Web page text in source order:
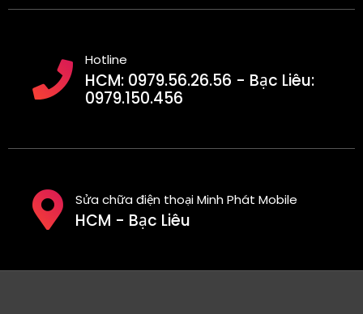
Hotline
HCM: 0979.56.26.56 - Bạc Liêu:
0979.150.456
Sửa chữa điện thoại Minh Phát Mobile
HCM - Bạc Liêu